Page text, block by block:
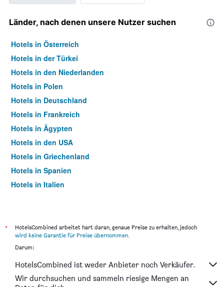
Länder, nach denen unsere Nutzer suchen
Hotels in Österreich
Hotels in der Türkei
Hotels in den Niederlanden
Hotels in Polen
Hotels in Deutschland
Hotels in Frankreich
Hotels in Ägypten
Hotels in den USA
Hotels in Griechenland
Hotels in Spanien
Hotels in Italien
*
HotelsCombined arbeitet hart daran, genaue Preise zu erhalten, jedoch
wird keine Garantie für Preise übernommen.
Darum:
HotelsCombined ist weder Anbieter noch Verkäufer.
Wir durchsuchen und sammeln riesige Mengen an